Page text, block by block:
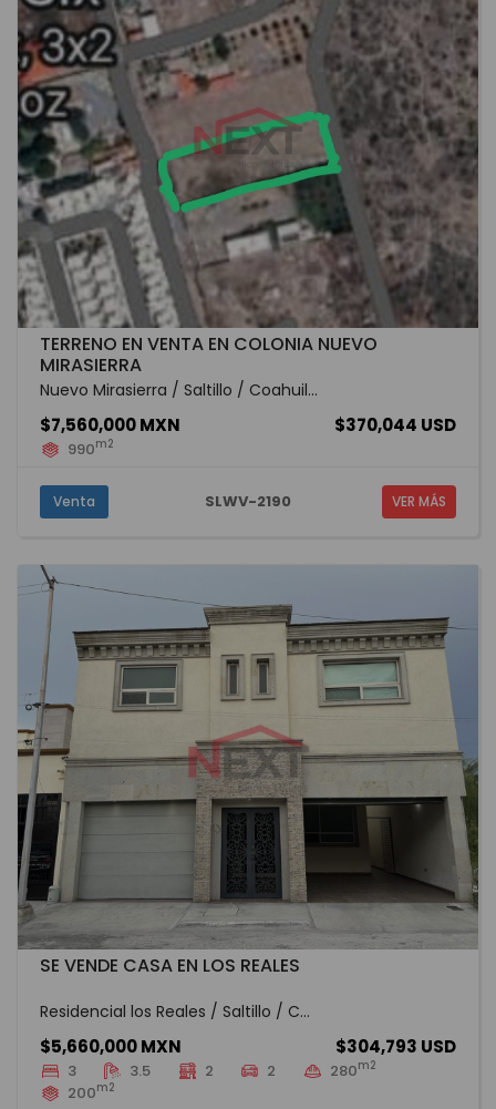
TERRENO EN VENTA EN COLONIA NUEVO
MIRASIERRA
Nuevo Mirasierra / Saltillo / Coahuil...
$7,560,000 MXN $370,044 USD
990m2
Venta SLWV-2190 VER MÁS
SE VENDE CASA EN LOS REALES
Residencial los Reales / Saltillo / C...
$5,660,000 MXN $304,793 USD
3 3.5 2 2 280m2
200m2